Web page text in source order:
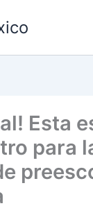
Esta
para